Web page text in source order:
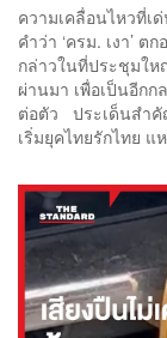
ความเคลื่อนไหวที่เ
คำว่า ‘ครม. เงา’
กล่าวในที่ประชุมใ
ผ่านมา เพื่อเป็นอีก
ต่อตัว ประเด็นสำคั
เริ่มยุคไทยรักไทย แ